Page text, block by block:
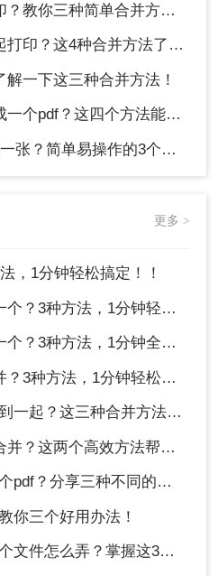
教你三种简单合并方法！
？这4种合并方法了解一下！
一下这三种合并方法！
？这四个方法能帮助大家！
？简单易操作的3个方法！
更多 >
，1分钟轻松搞定！！
3种方法，1分钟轻松搞定！
3种方法，1分钟全搞定！！
种方法，1分钟轻松搞定！!
？这三种合并方法超实用！
这两个高效方法帮你解决！
种不同的方法来帮助您轻松合并！
你三个好用办法！
弄？掌握这3种方法轻松合并！